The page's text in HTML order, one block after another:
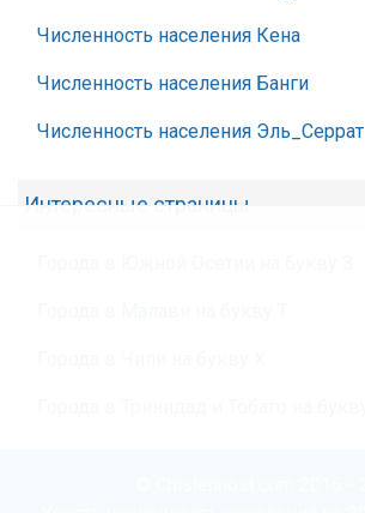
Численность населения Кена
Численность населения Банги
Численность населения Эль_Серрат
Интересные страницы